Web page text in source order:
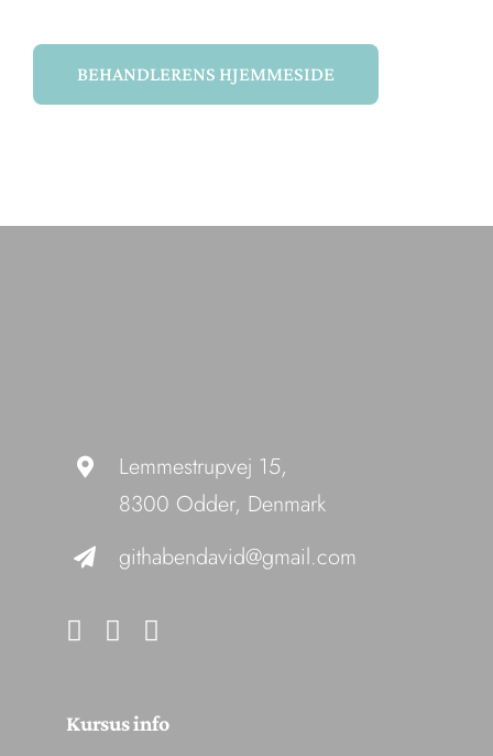
BEHANDLERENS HJEMMESIDE
Lemmestrupvej 15,
8300 Odder, Denmark
githabendavid@gmail.com
Kursus info